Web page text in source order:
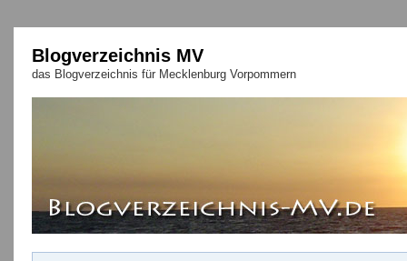
Blogverzeichnis MV
das Blogverzeichnis für Mecklenburg Vorpommern